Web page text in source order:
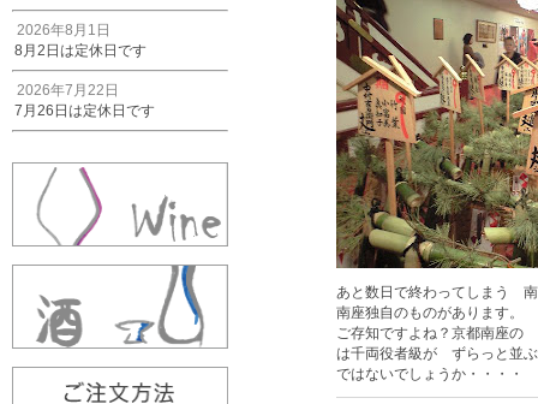
2026年8月1日
8月2日は定休日です
2026年7月22日
7月26日は定休日です
あと数日で終わってしまう
南座独自のものがあります
ご存知ですよね？京都南座
は千両役者級が ずらっと並
ではないでしょうか・・・・